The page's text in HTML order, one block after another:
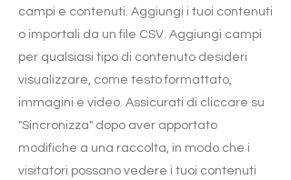
campi e contenuti. Aggiungi i tuoi contenuti
o importali da un file CSV. Aggiungi campi
per qualsiasi tipo di contenuto desideri
visualizzare, come testo formattato,
immagini e video. Assicurati di cliccare su
"Sincronizza" dopo aver apportato
modifiche a una raccolta, in modo che i
visitatori possano vedere i tuoi contenuti